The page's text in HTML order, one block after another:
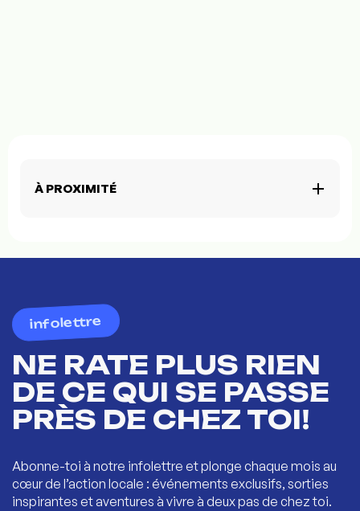
À PROXIMITÉ
infolettre
NE RATE PLUS RIEN
DE CE QUI SE PASSE
PRÈS DE CHEZ TOI!
Abonne-toi à notre infolettre et plonge chaque mois au
cœur de l’action locale : événements exclusifs, sorties
inspirantes et aventures à vivre à deux pas de chez toi.